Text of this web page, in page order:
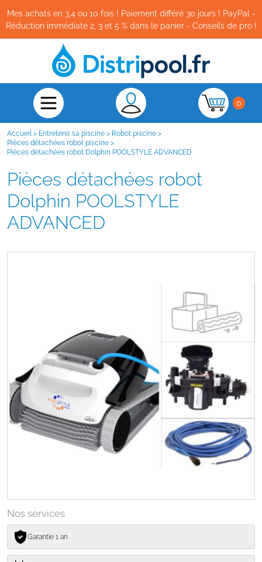
Mes achats en 3,4 ou 10 fois ! Paiement différé 30 jours ! PayPal -
Réduction immédiate 2, 3 et 5 % dans le panier - Conseils de pro !
0
Accueil > Entretenir sa piscine > Robot piscine >
Pièces détachées robot piscine >
Pièces détachées robot Dolphin POOLSTYLE ADVANCED
Pièces détachées robot
Dolphin POOLSTYLE
ADVANCED
Nos services
Garantie 1 an